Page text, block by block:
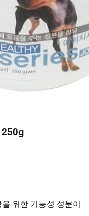
250g
위한 기능성 성분이